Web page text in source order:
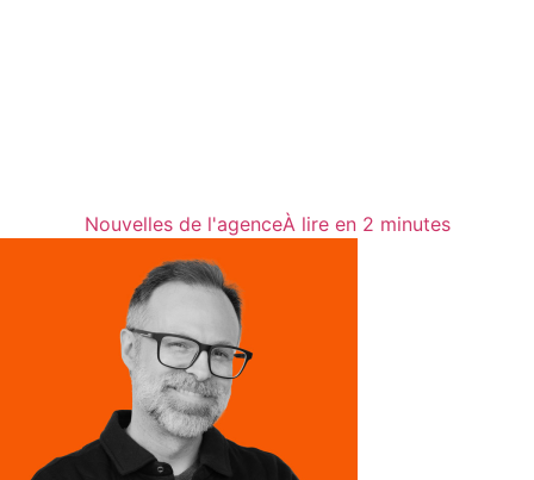
Nouvelles de l'agenceÀ lire en 2 minutes